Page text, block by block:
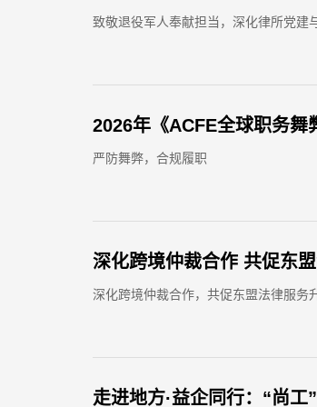
致敬退役军人奉献担当，深化律所党建
2026年《ACFE全球职务舞
严防舞弊，合规履职
深化跨境仲裁合作，共促东盟法律服务
走进地方·益企同行：“尚